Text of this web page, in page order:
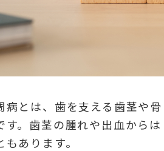
病とは、歯を支える歯茎や
す。歯茎の腫れや出血から
もあります。